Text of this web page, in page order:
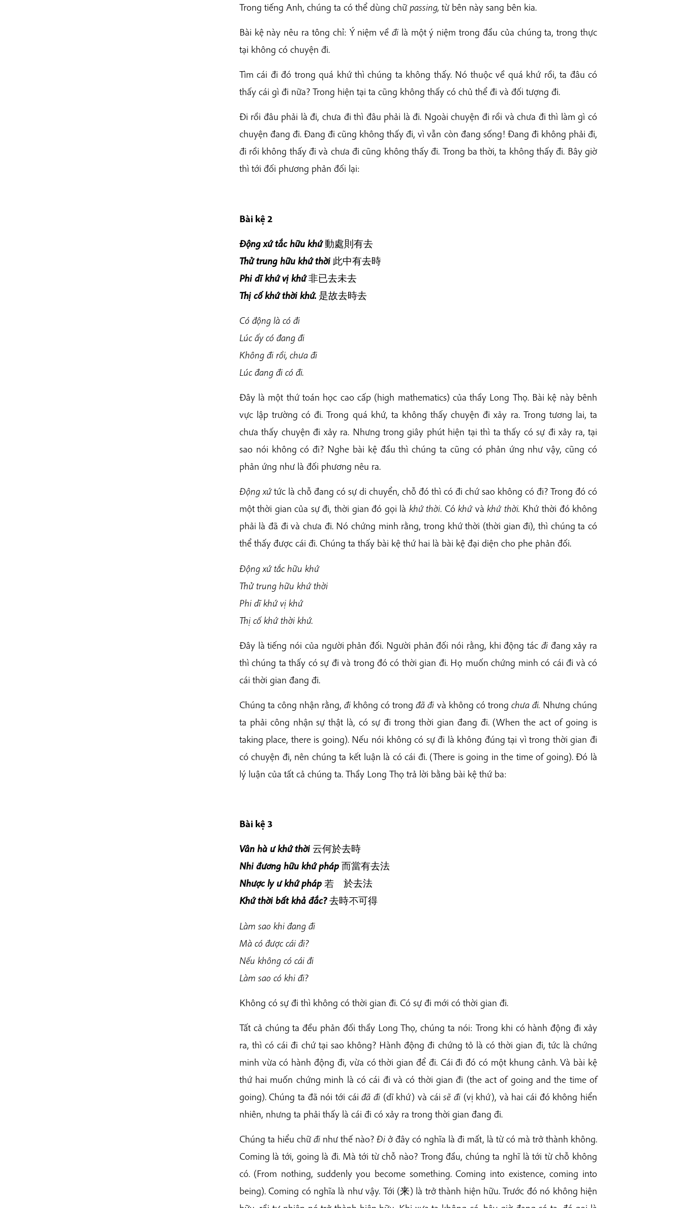
Trong tiếng Anh, chúng ta có thể dùng chữ passing, từ bên này sang bên kia.
Bài kệ này nêu ra tông chỉ: Ý niệm về đi là một ý niệm trong đầu của chúng ta, trong thực
tại không có chuyện đi.
Tìm cái đi đó trong quá khứ thì chúng ta không thấy. Nó thuộc về quá khứ rồi, ta đâu có
thấy cái gì đi nữa? Trong hiện tại ta cũng không thấy có chủ thể đi và đối tượng đi.
Đi rồi đâu phải là đi, chưa đi thì đâu phải là đi. Ngoài chuyện đi rồi và chưa đi thì làm gì có
chuyện đang đi. Đang đi cũng không thấy đi, vì vẫn còn đang sống! Đang đi không phải đi,
đi rồi không thấy đi và chưa đi cũng không thấy đi. Trong ba thời, ta không thấy đi. Bây giờ
thì tới đối phương phản đối lại:
Bài kệ 2
Động xứ tắc hữu khứ動處則有去
Thử trung hữu khứ thời 此中有去時
Phi dĩ khứ vị khứ非已去未去
Thị cố khứ thời khứ. 是故去時去
Có động là có đi
Lúc ấy có đang đi
Không đi rồi, chưa đi
Lúc đang đi có đi.
Đây là một thứ toán học cao cấp (high mathematics) của thầy Long Thọ. Bài kệ này bênh
vực lập trường có đi. Trong quá khứ, ta không thấy chuyện đi xảy ra. Trong tương lai, ta
chưa thấy chuyện đi xảy ra. Nhưng trong giây phút hiện tại thì ta thấy có sự đi xảy ra, tại
sao nói không có đi? Nghe bài kệ đầu thì chúng ta cũng có phản ứng như vậy, cũng có
phản ứng như là đối phương nêu ra.
Động xứtức là chỗ đang có sự di chuyển, chỗ đó thì có đi chứ sao không có đi? Trong đó có
một thời gian của sự đi, thời gian đó gọi là khứ thời. Cókhứvàkhứ thời. Khứ thời đó không
phải là đã đi và chưa đi. Nó chứng minh rằng, trong khứ thời (thời gian đi), thì chúng ta có
thể thấy được cái đi. Chúng ta thấy bài kệ thứ hai là bài kệ đại diện cho phe phản đối.
Động xứ tắc hữu khứ
Thử trung hữu khứ thời
Phi dĩ khứ vị khứ
Thị cố khứ thời khứ.
Đây là tiếng nói của người phản đối. Người phản đối nói rằng, khi động tác điđang xảy ra
thì chúng ta thấy có sự đi và trong đó có thời gian đi. Họ muốn chứng minh có cái đi và có
cái thời gian đang đi.
Chúng ta công nhận rằng,đi không có trongđã đi và không có trong chưa đi. Nhưng chúng
ta phải công nhận sự thật là, có sự đi trong thời gian đang đi. (When the act of going is
taking place, there is going). Nếu nói không có sự đi là không đúng tại vì trong thời gian đi
có chuyện đi, nên chúng ta kết luận là có cái đi. (There is going in the time of going). Đó là
lý luận của tất cả chúng ta. Thầy Long Thọ trả lời bằng bài kệ thứ ba:
Bài kệ 3
Vân hà ư khứ thời 云何於去時
Nhi đương hữu khứ pháp 而當有去法
Nhược ly ư khứ pháp 若離於去法
Khứ thời bất khả đắc?去時不可得
Làm sao khi đang đi
Mà có được cái đi?
Nếu không có cái đi
Làm sao có khi đi?
Không có sự đi thì không có thời gian đi. Có sự đi mới có thời gian đi.
Tất cả chúng ta đều phản đối thầy Long Thọ, chúng ta nói: Trong khi có hành động đi xảy
ra, thì có cái đi chứ tại sao không? Hành động đi chứng tỏ là có thời gian đi, tức là chứng
minh vừa có hành động đi, vừa có thời gian để đi. Cái đi đó có một khung cảnh. Và bài kệ
thứ hai muốn chứng minh là có cái đi và có thời gian đi (the act of going and the time of
going). Chúng ta đã nói tới cáiđã đi(dĩ khứ) và cáisẽ đi(vị khứ), và hai cái đó không hiển
nhiên, nhưng ta phải thấy là cái đi có xảy ra trong thời gian đang đi.
Chúng ta hiểu chữ đinhư thế nào? Đi ở đây có nghĩa là đi mất, là từ có mà trở thành không.
Coming là tới, going là đi. Mà tới từ chỗ nào? Trong đầu, chúng ta nghĩ là tới từ chỗ không
có. (From nothing, suddenly you become something. Coming into existence, coming into
being). Coming có nghĩa là như vậy. Tới (来) là trở thành hiện hữu. Trước đó nó không hiện